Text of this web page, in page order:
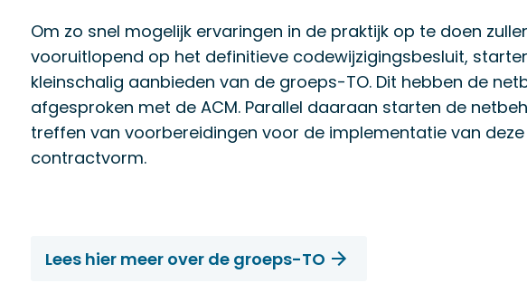
Om zo snel mogelijk ervaringen in de praktijk op te doen
vooruitlopend op het definitieve codewijzigingsbesluit,
kleinschalig aanbieden van de groeps-TO. Dit hebben de
afgesproken met de ACM. Parallel daaraan starten de
treffen van voorbereidingen voor de implementatie van
contractvorm.
Lees hier meer over de groeps-TO